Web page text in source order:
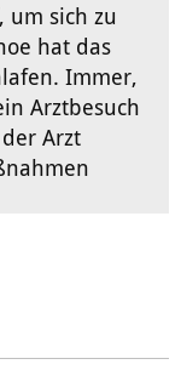
um sich zu
hat das
Immer,
Arztbesuch
Arzt